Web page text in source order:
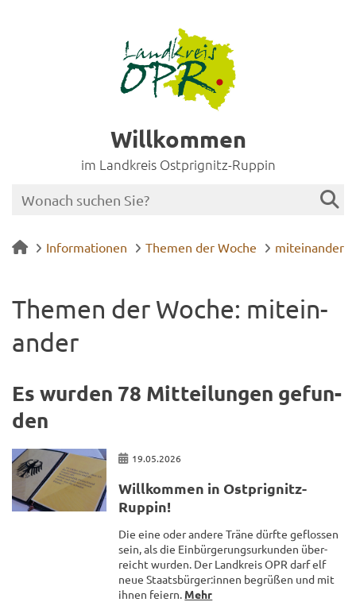
Willkommen
im Landkreis Ostprignitz-Ruppin
Informationen Themen der Woche miteinander
The­men der Woche: mit­ein­
an­der
Es wur­den 78 Mit­tei­lun­gen ge­fun­
den
19.05.2026
Will­kom­men in Ostprignitz-​
Ruppin!
Die eine oder an­de­re Träne dürf­te ge­flos­sen
sein, als die Ein­bür­ge­rungs­ur­kun­den über­
reicht wur­den. Der Land­kreis OPR darf elf
neue Staats­bür­ger:innen be­grü­ßen und mit
ihnen fei­ern. Mehr